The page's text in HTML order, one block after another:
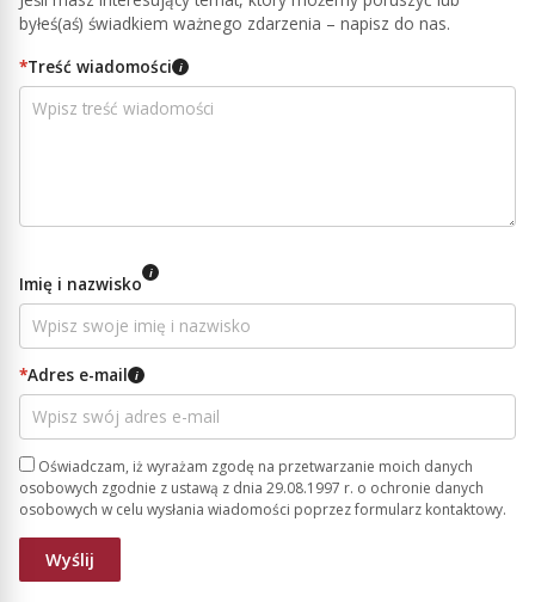
byłeś(aś) świadkiem ważnego zdarzenia – napisz do nas.
*Treść wiadomości i
Imię i nazwisko i
*Adres e-mail i
Oświadczam, iż wyrażam zgodę na przetwarzanie moich danych
osobowych zgodnie z ustawą z dnia 29.08.1997 r. o ochronie danych
osobowych w celu wysłania wiadomości poprzez formularz kontaktowy.